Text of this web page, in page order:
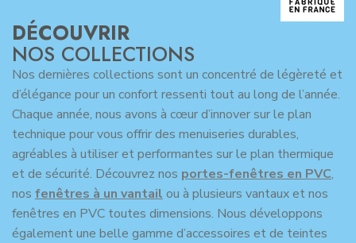
DÉCOUVRIR
NOS COLLECTIONS
Nos dernières collections sont un concentré de légèreté et
d’élégance pour un confort ressenti tout au long de l’année.
Chaque année, nous avons à cœur d’innover sur le plan
technique pour vous offrir des menuiseries durables,
agréables à utiliser et performantes sur le plan thermique
et de sécurité. Découvrez nos portes-fenêtres en PVC,
nos fenêtres à un vantail ou à plusieurs vantaux et nos
fenêtres en PVC toutes dimensions. Nous développons
également une belle gamme d’accessoires et de teintes